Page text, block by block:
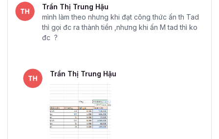
Trần Thị Trung Hậu
mình làm theo nhưng khi đạt công thức ấn th Tad
thì gọi đc ra thành tiền ,nhưng khi ấn M tad thì ko
đc ?
Trần Thị Trung Hậu